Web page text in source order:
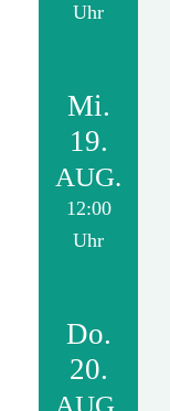
Uhr
Mi.
19.
AUG.
12:00
Uhr
Do.
20.
AUG.